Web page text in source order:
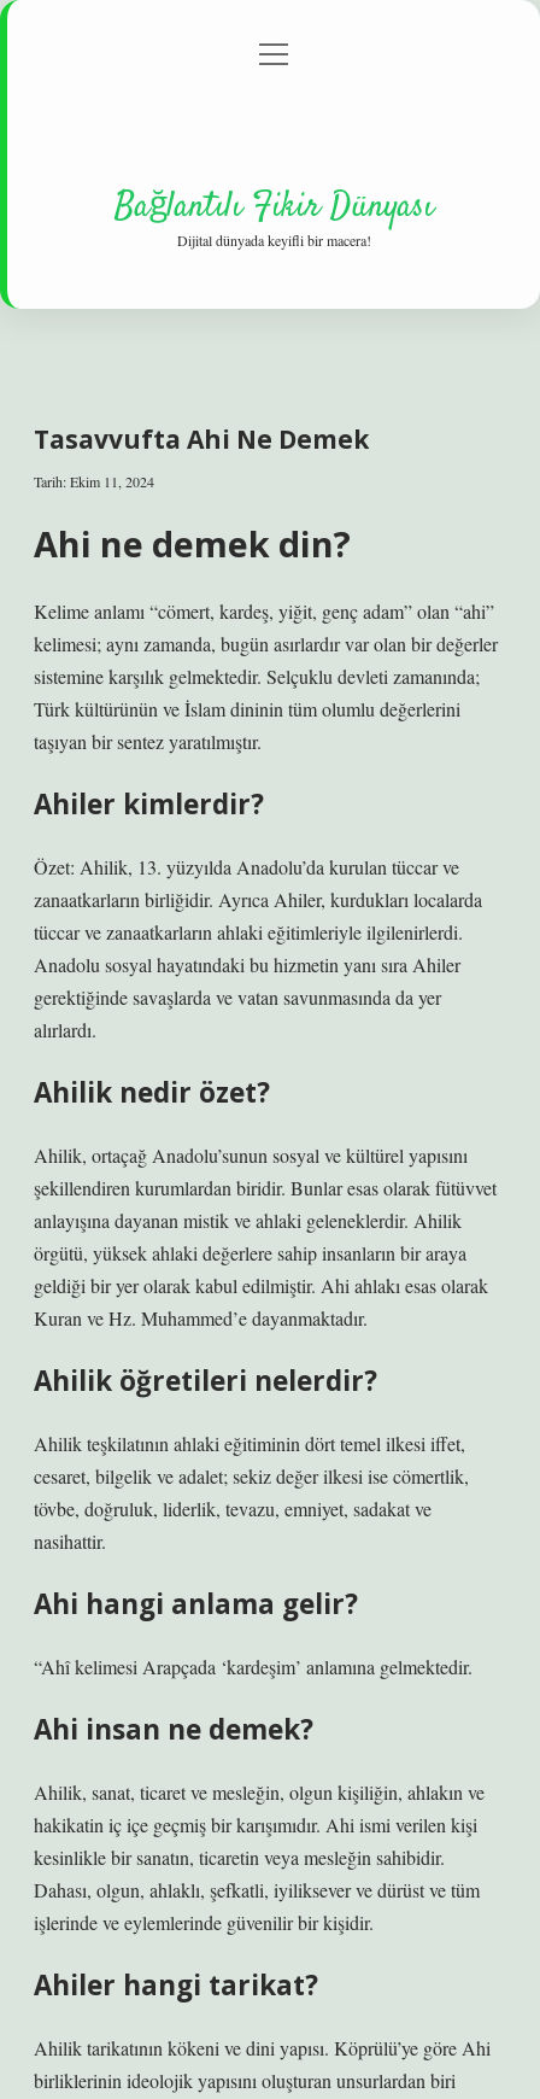
Gizlilik Politikası
menüyü
Bağlantılı Fikir Dünyası
Dijital dünyada keyifli bir macera!
Tasavvufta Ahi Ne Demek
Tarih: Ekim 11, 2024
Ahi ne demek din?
Kelime anlamı “cömert, kardeş, yiğit, genç adam” olan “ahi”
kelimesi; aynı zamanda, bugün asırlardır var olan bir değerler
sistemine karşılık gelmektedir. Selçuklu devleti zamanında;
Türk kültürünün ve İslam dininin tüm olumlu değerlerini
taşıyan bir sentez yaratılmıştır.
Ahiler kimlerdir?
Özet: Ahilik, 13. yüzyılda Anadolu’da kurulan tüccar ve
zanaatkarların birliğidir. Ayrıca Ahiler, kurdukları localarda
tüccar ve zanaatkarların ahlaki eğitimleriyle ilgilenirlerdi.
Anadolu sosyal hayatındaki bu hizmetin yanı sıra Ahiler
gerektiğinde savaşlarda ve vatan savunmasında da yer
alırlardı.
Ahilik nedir özet?
Ahilik, ortaçağ Anadolu’sunun sosyal ve kültürel yapısını
şekillendiren kurumlardan biridir. Bunlar esas olarak fütüvvet
anlayışına dayanan mistik ve ahlaki geleneklerdir. Ahilik
örgütü, yüksek ahlaki değerlere sahip insanların bir araya
geldiği bir yer olarak kabul edilmiştir. Ahi ahlakı esas olarak
Kuran ve Hz. Muhammed’e dayanmaktadır.
Ahilik öğretileri nelerdir?
Ahilik teşkilatının ahlaki eğitiminin dört temel ilkesi iffet,
cesaret, bilgelik ve adalet; sekiz değer ilkesi ise cömertlik,
tövbe, doğruluk, liderlik, tevazu, emniyet, sadakat ve
nasihattir.
Ahi hangi anlama gelir?
“Ahî kelimesi Arapçada ‘kardeşim’ anlamına gelmektedir.
Ahi insan ne demek?
Ahilik, sanat, ticaret ve mesleğin, olgun kişiliğin, ahlakın ve
hakikatin iç içe geçmiş bir karışımıdır. Ahi ismi verilen kişi
kesinlikle bir sanatın, ticaretin veya mesleğin sahibidir.
Dahası, olgun, ahlaklı, şefkatli, iyiliksever ve dürüst ve tüm
işlerinde ve eylemlerinde güvenilir bir kişidir.
Ahiler hangi tarikat?
Ahilik tarikatının kökeni ve dini yapısı. Köprülü’ye göre Ahi
birliklerinin ideolojik yapısını oluşturan unsurlardan biri